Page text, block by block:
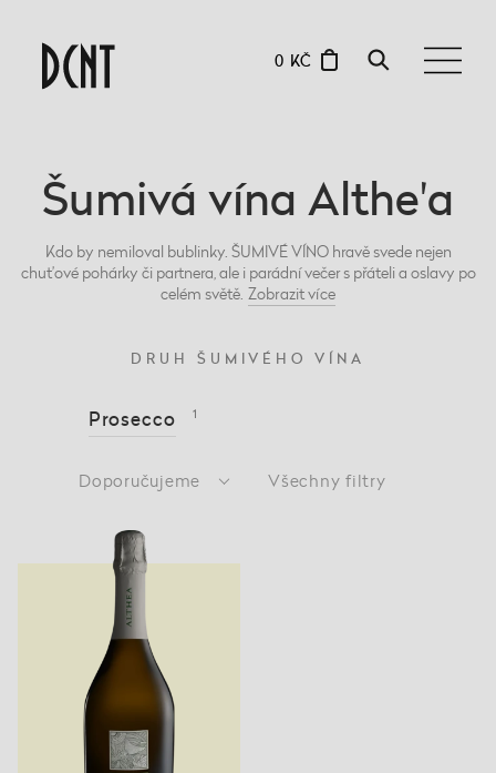
0 KČ
Šumivá vína Althe'a
Kdo by nemiloval bublinky. ŠUMIVÉ VÍNO hravě svede nejen
chuťové pohárky či partnera, ale i parádní večer s přáteli a oslavy po
celém světě. Zobrazitvíce
DRUH ŠUMIVÉHO VÍNA
Prosecco 1
Doporučujeme Všechny filtry